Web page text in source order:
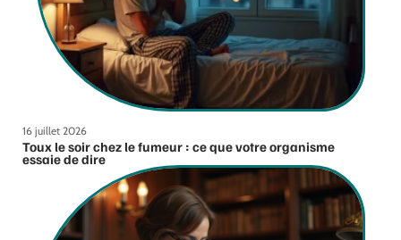
16 juillet 2026
Toux le soir chez le fumeur : ce que votre organisme
essaie de dire